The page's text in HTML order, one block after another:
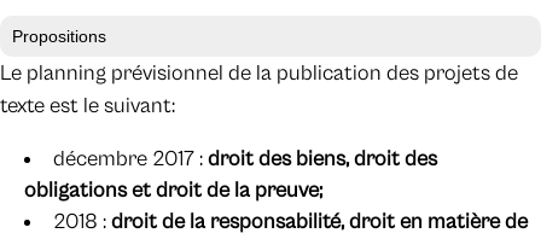
Propositions
Le planning prévisionnel de la publication des projets de
texte est le suivant:
décembre 2017 :droit des biens, droit des
obligations et droit de la preuve;
2018 :droit de la responsabilité, droit en matière de